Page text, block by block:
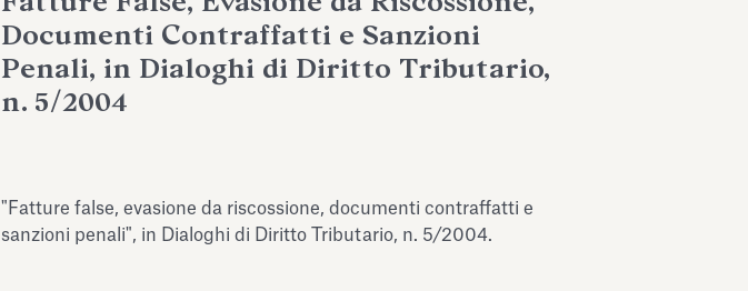
Documenti Contraffatti e Sanzioni
Penali, in Dialoghi di Diritto Tributario,
n. 5/2004
"Fatture false, evasione da riscossione, documenti contraffatti e
sanzioni penali", in Dialoghi di Diritto Tributario, n. 5/2004.